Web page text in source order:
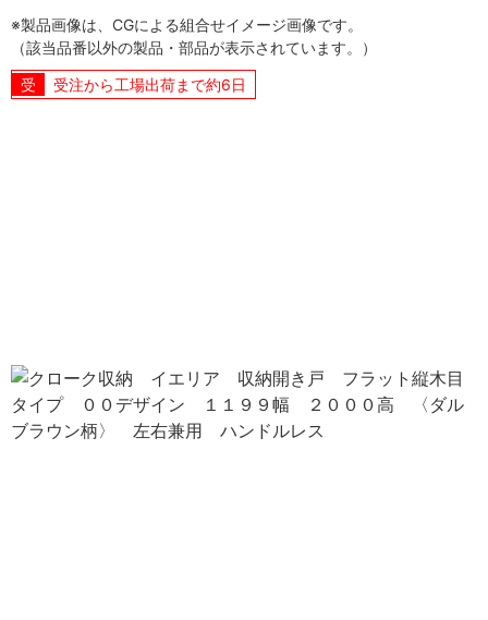
※製品画像は、CGによる組合せイメージ画像です。
（該当品番以外の製品・部品が表示されています。）
受注から工場出荷まで約6日